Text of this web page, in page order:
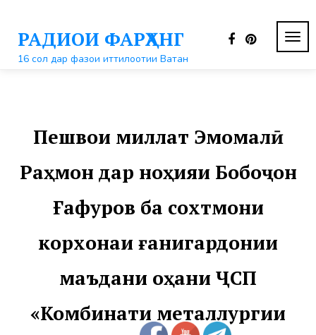
контентуРАДИОИ ФАРҲАНГ
16 сол дар фазои иттилоотии Ватан
Пешвои миллат Эмомалӣ
Раҳмон дар ноҳияи Бобоҷон
Ғафуров ба сохтмони
корхонаи ғанигардонии
маъдани оҳани ҶСП
«Комбинати металлургии